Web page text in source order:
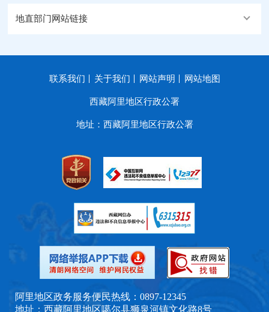
地直部门网站链接
联系我们 关于我们 网站声明 网站地图
西藏阿里地区行政公署
地址：西藏阿里地区行政公署
阿里地区政务服务便民热线：0897-12345
地址：西藏阿里地区噶尔县狮泉河镇文化路8号